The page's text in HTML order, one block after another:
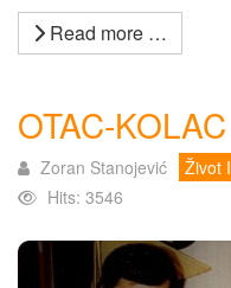
Read more …
OTAC-
Zoran Stanojević Život
Hits: 3546